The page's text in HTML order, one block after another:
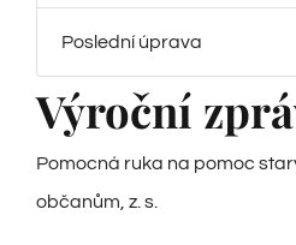
Poslední úprava
Výroční
Pomocná ruka na pomoc
občanům, z. s.